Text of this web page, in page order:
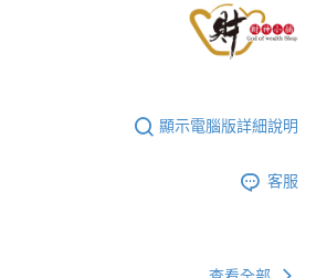
顯示電腦版詳細說明
客服